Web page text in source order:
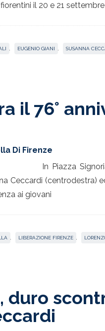
il 20 e 21
EUGENIO GIANI SUSANNA
il 76°
Di Firenze
In Piazza
Ceccardi (centrodestra)
ai giovani
LIBERAZIONE FIRENZE
duro